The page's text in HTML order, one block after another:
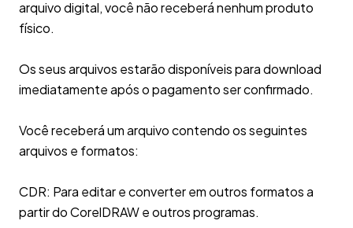
arquivo digital, você não receberá nenhum produto
físico.
Os seus arquivos estarão disponíveis para download
imediatamente após o pagamento ser confirmado.
Você receberá um arquivo contendo os seguintes
arquivos e formatos:
CDR: Para editar e converter em outros formatos a
partir do CorelDRAW e outros programas.